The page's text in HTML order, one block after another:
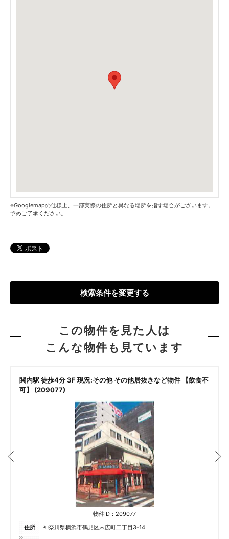
※Googlemapの仕様上、一部実際の住所と異なる場所を指す場合がございます。
予めご了承ください。
検索条件を変更する
この物件を見た人は
こんな物件も見ています
関内駅 徒歩4分 3F 現況:その他 その他居抜きなど物件 【飲食不
可】 (209077)
物件ID：209077
住所
神奈川県横浜市鶴見区末広町二丁目3-14